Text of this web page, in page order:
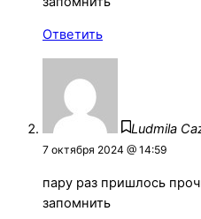
Ответить
Ludmila
7 октября 2024 @ 14:59
пару раз пришлось
запомнить